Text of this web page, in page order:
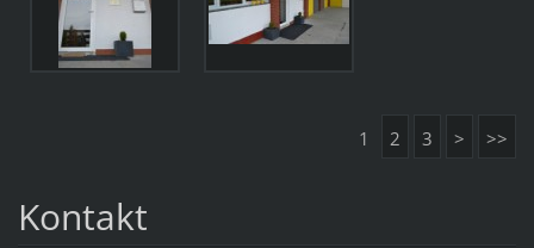
1 2 3 > >>
Kontakt